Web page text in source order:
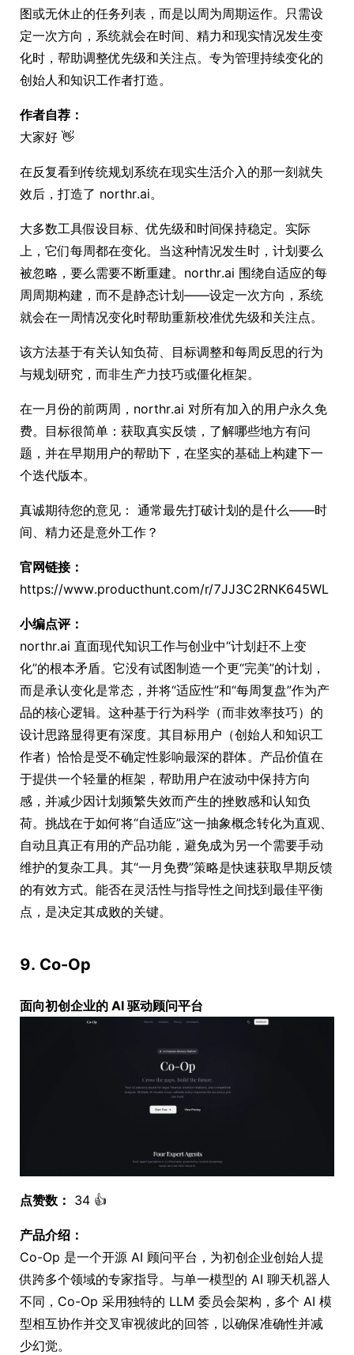
图或无休止的任务列表，而是以周为周期运作。只需设
定一次方向，系统就会在时间、精力和现实情况发生变
化时，帮助调整优先级和关注点。专为管理持续变化的
创始人和知识工作者打造。
作者自荐：
大家好 👋
在反复看到传统规划系统在现实生活介入的那一刻就失
效后，打造了 northr.ai。
大多数工具假设目标、优先级和时间保持稳定。实际
上，它们每周都在变化。当这种情况发生时，计划要么
被忽略，要么需要不断重建。northr.ai 围绕自适应的每
周周期构建，而不是静态计划——设定一次方向，系统
就会在一周情况变化时帮助重新校准优先级和关注点。
该方法基于有关认知负荷、目标调整和每周反思的行为
与规划研究，而非生产力技巧或僵化框架。
在一月份的前两周，northr.ai 对所有加入的用户永久免
费。目标很简单：获取真实反馈，了解哪些地方有问
题，并在早期用户的帮助下，在坚实的基础上构建下一
个迭代版本。
真诚期待您的意见： 通常最先打破计划的是什么——时
间、精力还是意外工作？
官网链接：
https://www.producthunt.com/r/7JJ3C2RNK645WL
小编点评：
northr.ai 直面现代知识工作与创业中“计划赶不上变
化”的根本矛盾。它没有试图制造一个更“完美”的计划，
而是承认变化是常态，并将“适应性”和“每周复盘”作为产
品的核心逻辑。这种基于行为科学（而非效率技巧）的
设计思路显得更有深度。其目标用户（创始人和知识工
作者）恰恰是受不确定性影响最深的群体。产品价值在
于提供一个轻量的框架，帮助用户在波动中保持方向
感，并减少因计划频繁失效而产生的挫败感和认知负
荷。挑战在于如何将“自适应”这一抽象概念转化为直观、
自动且真正有用的产品功能，避免成为另一个需要手动
维护的复杂工具。其“一月免费”策略是快速获取早期反馈
的有效方式。能否在灵活性与指导性之间找到最佳平衡
点，是决定其成败的关键。
9. Co-Op
面向初创企业的 AI 驱动顾问平台
点赞数： 34 👍
产品介绍：
Co-Op 是一个开源 AI 顾问平台，为初创企业创始人提
供跨多个领域的专家指导。与单一模型的 AI 聊天机器人
不同，Co-Op 采用独特的 LLM 委员会架构，多个 AI 模
型相互协作并交叉审视彼此的回答，以确保准确性并减
少幻觉。